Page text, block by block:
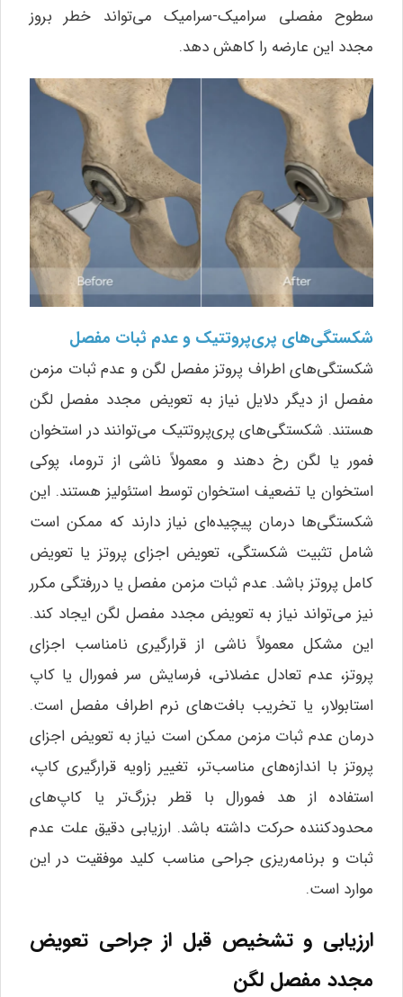
سطوح مفصلی سرامیک-سرامیک می‌تواند خطر بروز
مجدد این عارضه را کاهش دهد.
شکستگی‌های پری‌پروتتیک و عدم ثبات مفصل
شکستگی‌های اطراف پروتز مفصل لگن و عدم ثبات مزمن
مفصل از دیگر دلایل نیاز به تعویض مجدد مفصل لگن
هستند. شکستگی‌های پری‌پروتتیک می‌توانند در استخوان
فمور یا لگن رخ دهند و معمولاً ناشی از تروما، پوکی
استخوان یا تضعیف استخوان توسط استئولیز هستند. این
شکستگی‌ها درمان پیچیده‌ای نیاز دارند که ممکن است
شامل تثبیت شکستگی، تعویض اجزای پروتز یا تعویض
کامل پروتز باشد. عدم ثبات مزمن مفصل یا دررفتگی مکرر
نیز می‌تواند نیاز به تعویض مجدد مفصل لگن ایجاد کند.
این مشکل معمولاً ناشی از قرارگیری نامناسب اجزای
پروتز، عدم تعادل عضلانی، فرسایش سر فمورال یا کاپ
استابولار، یا تخریب بافت‌های نرم اطراف مفصل است.
درمان عدم ثبات مزمن ممکن است نیاز به تعویض اجزای
پروتز با اندازه‌های مناسب‌تر، تغییر زاویه قرارگیری کاپ،
استفاده از هد فمورال با قطر بزرگ‌تر یا کاپ‌های
محدودکننده حرکت داشته باشد. ارزیابی دقیق علت عدم
ثبات و برنامه‌ریزی جراحی مناسب کلید موفقیت در این
موارد است.
ارزیابی و تشخیص قبل از جراحی تعویض
مجدد مفصل لگن